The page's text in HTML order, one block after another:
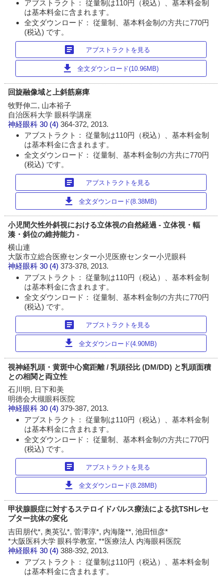
アブストラクト： 従量制は110円（税込）、基本料金制
は基本料金に含まれます。
全文ダウンロード： 従量制、基本料金制の方共に770円
(税込) です。
article アブストラクトを見る
download 全文ダウンロード(10.96MB)
回旋融像域と上斜筋麻痺
牧野伸二, 山本裕子
自治医科大学 眼科学講座
神経眼科 30 (4)364-372, 2013.
アブストラクト： 従量制は110円（税込）、基本料金制
は基本料金に含まれます。
全文ダウンロード： 従量制、基本料金制の方共に770円
(税込) です。
article アブストラクトを見る
download 全文ダウンロード(8.38MB)
小児間欠性外斜視における立体視の自然経過 - 立体視・輻
湊・斜位の維持能力 -
横山連
大阪市立総合医療センター小児医療センター小児眼科
神経眼科 30 (4)373-378, 2013.
アブストラクト： 従量制は110円（税込）、基本料金制
は基本料金に含まれます。
全文ダウンロード： 従量制、基本料金制の方共に770円
(税込) です。
article アブストラクトを見る
download 全文ダウンロード(4.90MB)
視神経乳頭・黄斑中心窩距離 / 乳頭径比 (DM/DD) と乳頭面積
との相関と両立性
石川明, 日下和美
明徳会大槻眼科医院
神経眼科 30 (4)379-387, 2013.
アブストラクト： 従量制は110円（税込）、基本料金制
は基本料金に含まれます。
全文ダウンロード： 従量制、基本料金制の方共に770円
(税込) です。
article アブストラクトを見る
download 全文ダウンロード(8.28MB)
甲状腺眼症に対するステロイドパルス療法による抗TSHレセ
プター抗体の変化
吉田朋代*, 奥英弘*, 菅澤淳*, 内海隆**, 池田恒彦*
*大阪医科大学 眼科学教室, **医療法人 内海眼科医院
神経眼科 30 (4)388-392, 2013.
アブストラクト： 従量制は110円（税込）、基本料金制
は基本料金に含まれます。